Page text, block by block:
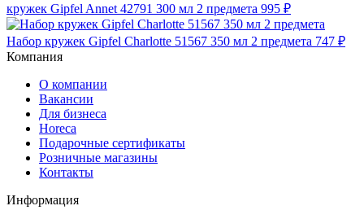
кружек Gipfel Annet 42791 300 мл 2 предмета 995 ₽
Набор кружек Gipfel Charlotte 51567 350 мл 2 предмета 747 ₽
Компания
О компании
Вакансии
Для бизнеса
Horeca
Подарочные сертификаты
Розничные магазины
Контакты
Информация